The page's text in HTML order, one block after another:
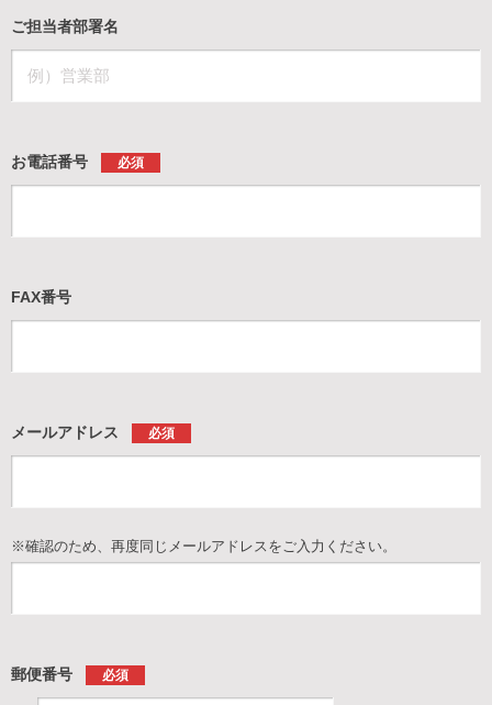
ご担当者部署名
お電話番号 必須
FAX番号
メールアドレス 必須
※確認のため、再度同じメールアドレスをご入力ください。
郵便番号 必須